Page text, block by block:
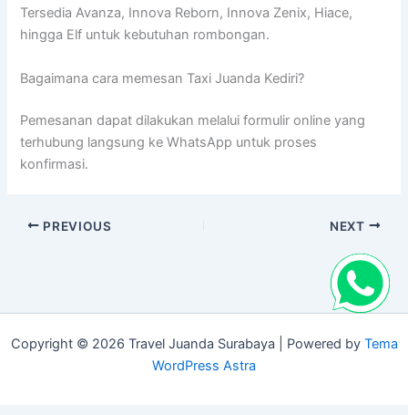
Tersedia Avanza, Innova Reborn, Innova Zenix, Hiace,
hingga Elf untuk kebutuhan rombongan.
Bagaimana cara memesan Taxi Juanda Kediri?
Pemesanan dapat dilakukan melalui formulir online yang
terhubung langsung ke WhatsApp untuk proses
konfirmasi.
PREVIOUS NEXT
Copyright © 2026 Travel Juanda Surabaya | Powered by Tema
WordPress Astra